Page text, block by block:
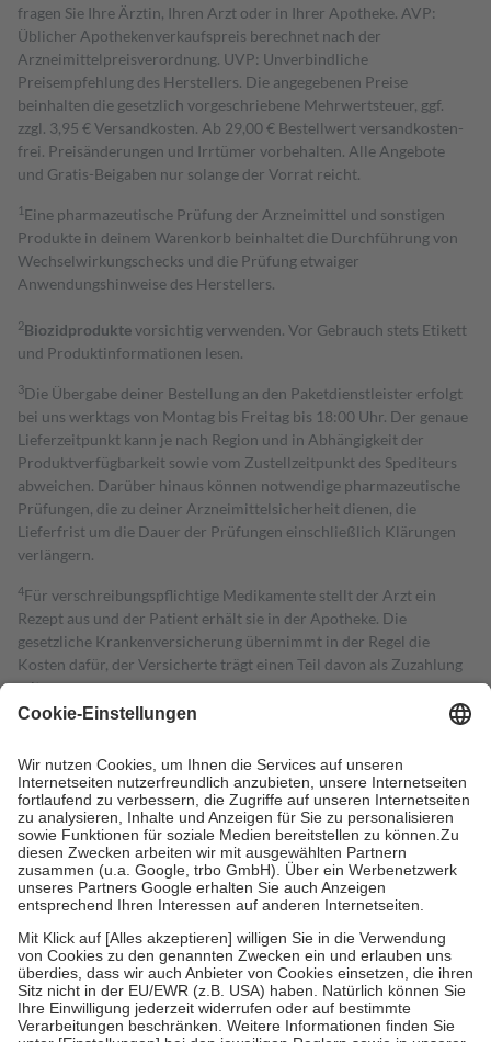
fragen Sie Ihre Ärztin, Ihren Arzt oder in Ihrer Apotheke. AVP:
Üblicher Apothekenverkaufspreis berechnet nach der
Arzneimittelpreisverordnung. UVP: Unverbindliche
Preisempfehlung des Herstellers. Die angegebenen Preise
beinhalten die gesetzlich vorgeschriebene Mehrwertsteuer, ggf.
zzgl. 3,95 € Versandkosten. Ab 29,00 € Bestell­wert versand­kosten­
frei. Preisänderungen und Irrtümer vorbehalten. Alle Angebote
und Gratis-Beigaben nur solange der Vorrat reicht.
1 Eine pharmazeutische Prüfung der Arzneimittel und sonstigen
Produkte in deinem Warenkorb beinhaltet die Durchführung von
Wechselwirkungschecks und die Prüfung etwaiger
Anwendungshinweise des Herstellers.
2Biozidproduktevorsichtig verwenden. Vor Gebrauch stets Etikett
und Produktinformationen lesen.
3Die Übergabe deiner Bestellung an den Paketdienstleister erfolgt
bei uns werktags von Montag bis Freitag bis 18:00 Uhr. Der genaue
Lieferzeitpunkt kann je nach Region und in Abhängigkeit der
Produktverfügbarkeit sowie vom Zustellzeitpunkt des Spediteurs
abweichen. Darüber hinaus können notwendige pharmazeutische
Prüfungen, die zu deiner Arzneimittelsicherheit dienen, die
Lieferfrist um die Dauer der Prüfungen einschließlich Klärungen
verlängern.
4Für verschreibungspflichtige Medikamente stellt der Arzt ein
Rezept aus und der Patient erhält sie in der Apotheke. Die
gesetzliche Krankenversicherung übernimmt in der Regel die
Kosten dafür, der Versicherte trägt einen Teil davon als Zuzahlung
mit.
Grundsätzlich leisten Mitglieder Zuzahlungen in Höhe von zehn
höchstens zehn Euro.
Es sind jedoch nie mehr als die tatsächlichen
Kosten der Leistung zu entrichten.
Diese Regeln gelten grundsätzlich auch für Online-Apotheken.
Bei Heilmitteln und häuslicher Krankenpflege beträgt die
Zuzahlung zehn Prozent der Kosten sowie zehn Euro je
Verordnung.
Um das Engagement der Versicherten für ihre eigene Gesundheit zu
stärken und die besondere Stellung der Familie zu unterstützen,
fallenkeine Zuzahlungenan bei:
• Kindern und Jugendlichen bis zum vollendeten 18. Lebensjahr
mit Ausnahme der Fahrkosten
• Untersuchungen zur Vorsorge und Früherkennung, die von der
GKV getragen werden